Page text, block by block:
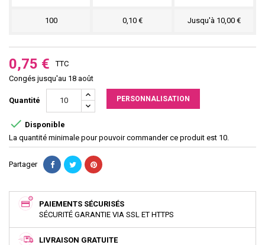
100 0,10 € Jusqu'à 10,00 €
0,75 €
TTC
Congés jusqu'au 18 août
Quantité PERSONNALISATION
 Disponible
La quantité minimale pour pouvoir commander ce produit est 10.
Partager
PAIEMENTS SÉCURISÉS
SÉCURITÉ GARANTIE VIA SSL ET HTTPS
LIVRAISON GRATUITE